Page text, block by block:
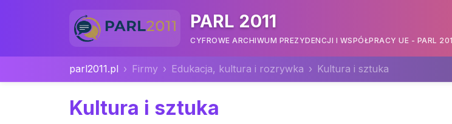
PARL 2011
CYFROWE ARCHIWUM PREZYDENCJI I WSPÓŁPRACY UE - PARL
parl2011.pl Firmy Edukacja, kultura i rozrywka Kultura i sztuka
Kultura i sztuka